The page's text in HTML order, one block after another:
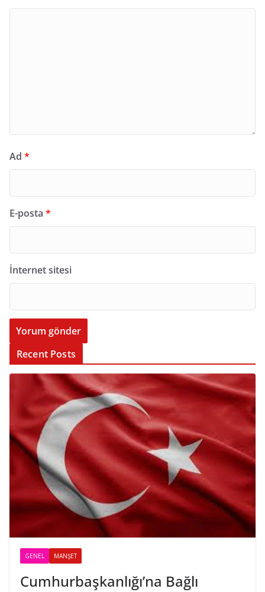
Ad *
E-posta *
İnternet sitesi
Recent Posts
GENEL MANŞET
Cumhurbaşkanlığı’na Bağlı